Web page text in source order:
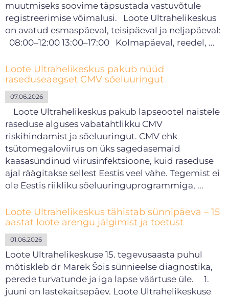
muutmiseks soovime täpsustada vastuvõtule
registreerimise võimalusi. Loote Ultrahelikeskus
on avatud esmaspäeval, teisipäeval ja neljapäeval:
08:00–12:00 13:00–17:00 Kolmapäeval, reedel, ...
Loote Ultrahelikeskus pakub nüüd
raseduseaegset CMV sõeluuringut
07.06.2026
Loote Ultrahelikeskus pakub lapseootel naistele
raseduse alguses vabatahtlikku CMV
riskihindamist ja sõeluuringut. CMV ehk
tsütomegaloviirus on üks sagedasemaid
kaasasündinud viirusinfektsioone, kuid raseduse
ajal räägitakse sellest Eestis veel vähe. Tegemist ei
ole Eestis riikliku sõeluuringuprogrammiga, ...
Loote Ultrahelikeskus tähistab sünnipäeva – 15
aastat loote arengu jälgimist ja toetust
01.06.2026
Loote Ultrahelikeskuse 15. tegevusaasta puhul
mõtiskleb dr Marek Šois sünnieelse diagnostika,
perede turvatunde ja iga lapse väärtuse üle. 1.
juuni on lastekaitsepäev. Loote Ultrahelikeskuse